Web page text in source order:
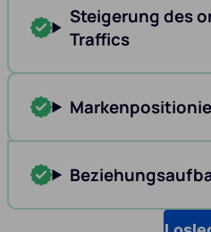
Steigerung des
Traffics